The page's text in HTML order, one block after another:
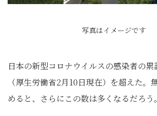
写真はイメージです
日本の新型コロナウイルスの感染者の累
（厚生労働省2月10日現在）を超えた。
めると、さらにこの数は多くなるだろう。